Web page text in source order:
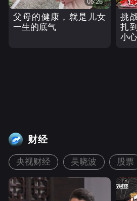
父母的健康，就是儿女
一生的底气
挑
扎
小
财经
央视财经 吴晓波 股票